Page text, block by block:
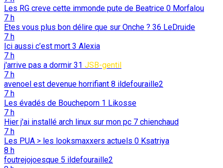
Les RG creve cette immonde pute de Beatrice 0 Morfalou
7 h
Etes vous plus bon délire que sur Onche ? 36 LeDruide
7 h
Ici aussi c’est mort 3 Alexia
7 h
j'arrive pas a dormir 31 JSB-gentil
7 h
avenoel est devenue horrifiant 8 ildefouraille2
7 h
Les évadés de Boucheporn 1 Likosse
7 h
Hier j'ai installé arch linux sur mon pc 7 chienchaud
7 h
Les PUA > les looksmaxxers actuels 0 Ksatriya
8 h
foutrejojoesque 5 ildefouraille2